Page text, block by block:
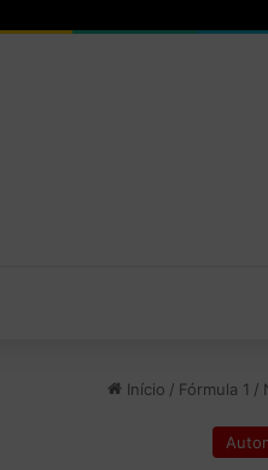
Início / Fórmula 1 /